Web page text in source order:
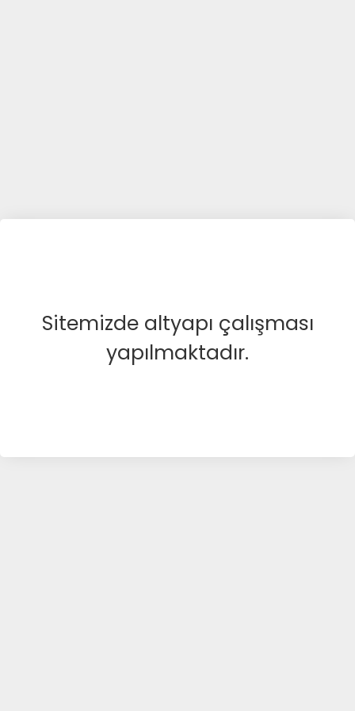
Sitemizde altyapı çalışması
yapılmaktadır.